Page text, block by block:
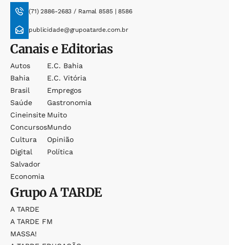
(71) 2886-2683 / Ramal 8585 | 8586
publicidade@grupoatarde.com.br
Canais e Editorias
Autos
Bahia
Brasil
Saúde
Cineinsite
Concursos
Cultura
Digital
Salvador
Economia
E.c. Bahia
E.c. Vitória
Empregos
Gastronomia
Muito
Mundo
Opinião
Política
GrupoA TARDE
A TARDE
A TARDE FM
MASSA!